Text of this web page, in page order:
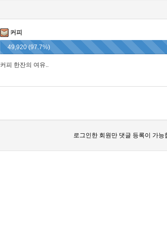
커피
49,920 (97.7%)
커피 한잔의 여유..
로그인한 회원만 댓글 등록이 가능